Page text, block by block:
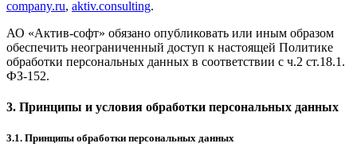
company.ru, aktiv.consulting.
АО «Актив-софт» обязано опубликовать или иным образом
обеспечить неограниченный доступ к настоящей Политике
обработки персональных данных в соответствии с ч.2 ст.18.1.
ФЗ-152.
3. Принципы и условия обработки персональных данных
3.1. Принципы обработки персональных данных